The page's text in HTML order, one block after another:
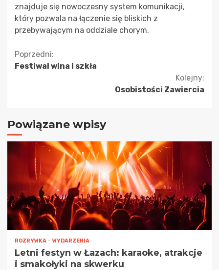
znajduje się nowoczesny system komunikacji,
który pozwala na łączenie się bliskich z
przebywającym na oddziale chorym.
Kontynuuj
Poprzedni:
Festiwal wina i szkła
Kolejny:
Osobistości Zawiercia
Powiązane wpisy
ROZRYWKA WYDARZENIA
Letni festyn w Łazach: karaoke, atrakcje
i smakołyki na skwerku